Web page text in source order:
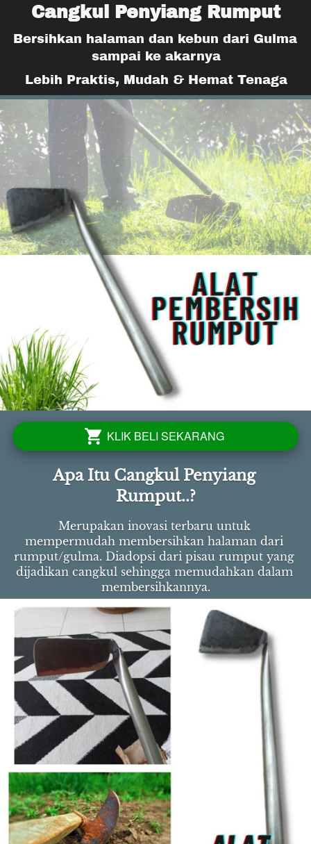
Cangkul Penyiang Rumput
Bersihkan halaman dan kebun dari Gulma
sampai ke akarnya
Lebih Praktis, Mudah & Hemat Tenaga
` KLIK BELI SEKARANG
Apa Itu Cangkul Penyiang
Rumput..?
Merupakan inovasi terbaru untuk
mempermudah membersihkan halaman dari
rumput/gulma. Diadopsi dari pisau rumput yang
dijadikan cangkul sehingga memudahkan dalam
membersihkannya.